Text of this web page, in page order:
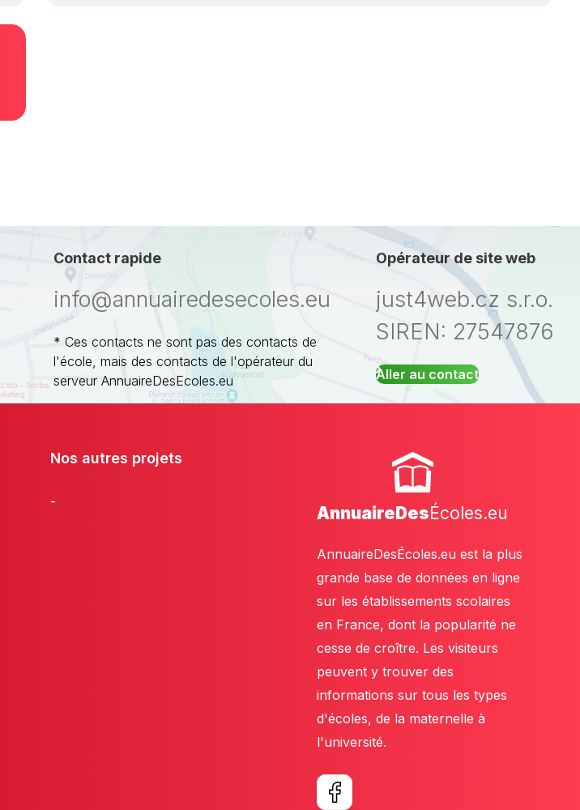
Contact rapide
info@annuairedesecoles.eu
* Ces contacts ne sont pas des contacts de
l'école, mais des contacts de l'opérateur du
serveur AnnuaireDesEcoles.eu
Opérateur de site web
just4web.cz s.r.o.
SIREN: 27547876
Aller au contact
Nos autres projets
-
AnnuaireDesÉcoles.eu
AnnuaireDesÉcoles.eu est la plus
grande base de données en ligne
sur les établissements scolaires
en France, dont la popularité ne
cesse de croître. Les visiteurs
peuvent y trouver des
informations sur tous les types
d'écoles, de la maternelle à
l'université.